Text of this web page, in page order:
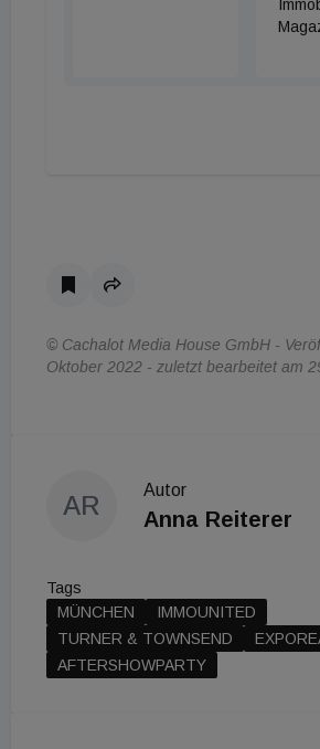
© Cachalot Media House GmbH -
Oktober 2022 - zuletzt bearbeitet am
AR
Autor
Anna Reiterer
Tags
MÜNCHEN
IMMOUNITED
TURNER & TOWNSEND
AFTERSHOWPARTY